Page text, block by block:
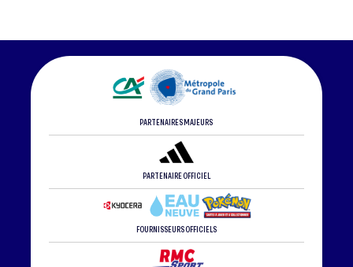
PARTENAIRES MAJEURS
PARTENAIRE OFFICIEL
FOURNISSEURS OFFICIELS